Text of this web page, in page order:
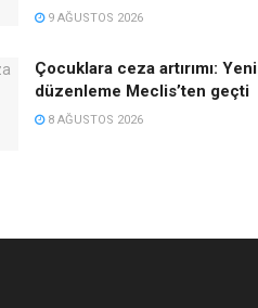
9 AĞUSTOS 2026
Çocuklara ceza artırımı: Yeni
düzenleme Meclis’ten geçti
8 AĞUSTOS 2026